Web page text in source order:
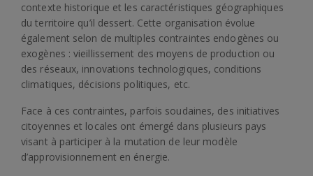
contexte historique et les caractéristiques géographiques
du territoire qu’il dessert. Cette organisation évolue
également selon de multiples contraintes endogènes ou
exogènes : vieillissement des moyens de production ou
des réseaux, innovations technologiques, conditions
climatiques, décisions politiques, etc.
Face à ces contraintes, parfois soudaines, des initiatives
citoyennes et locales ont émergé dans plusieurs pays
visant à participer à la mutation de leur modèle
d’approvisionnement en énergie.